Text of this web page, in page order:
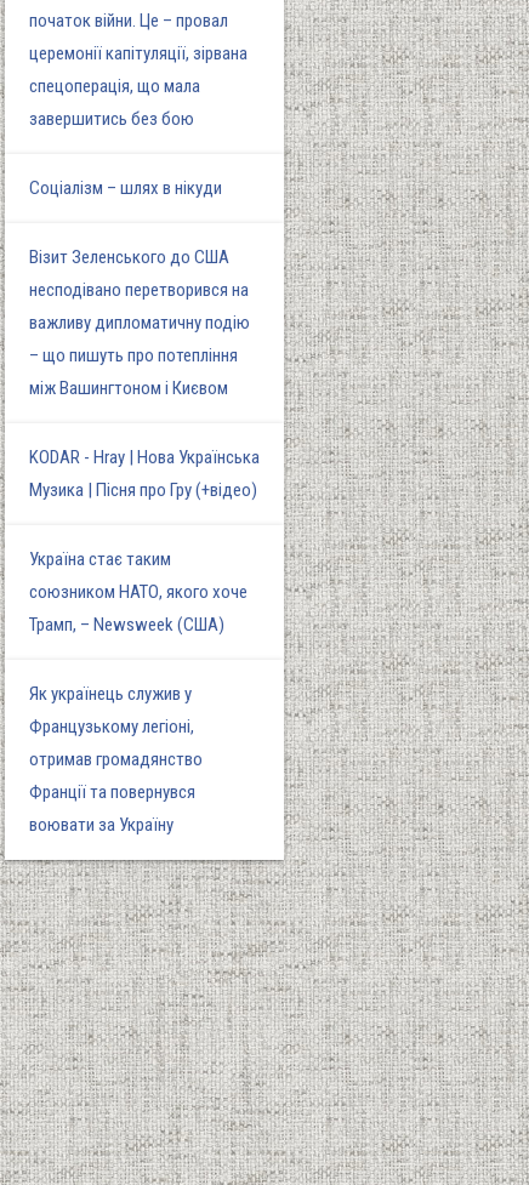
початок війни. Це – провал
церемонії капітуляції, зірвана
спецоперація, що мала
завершитись без бою
Соціалізм – шлях в нікуди
Візит Зеленського до США
несподівано перетворився на
важливу дипломатичну подію
– що пишуть про потепління
між Вашингтоном і Києвом
KODAR - Hray | Нова Українська
Музика | Пісня про Гру (+відео)
Україна стає таким
союзником НАТО, якого хоче
Трамп, – Newsweek (США)
Як українець служив у
Французькому легіоні,
отримав громадянство
Франції та повернувся
воювати за Україну